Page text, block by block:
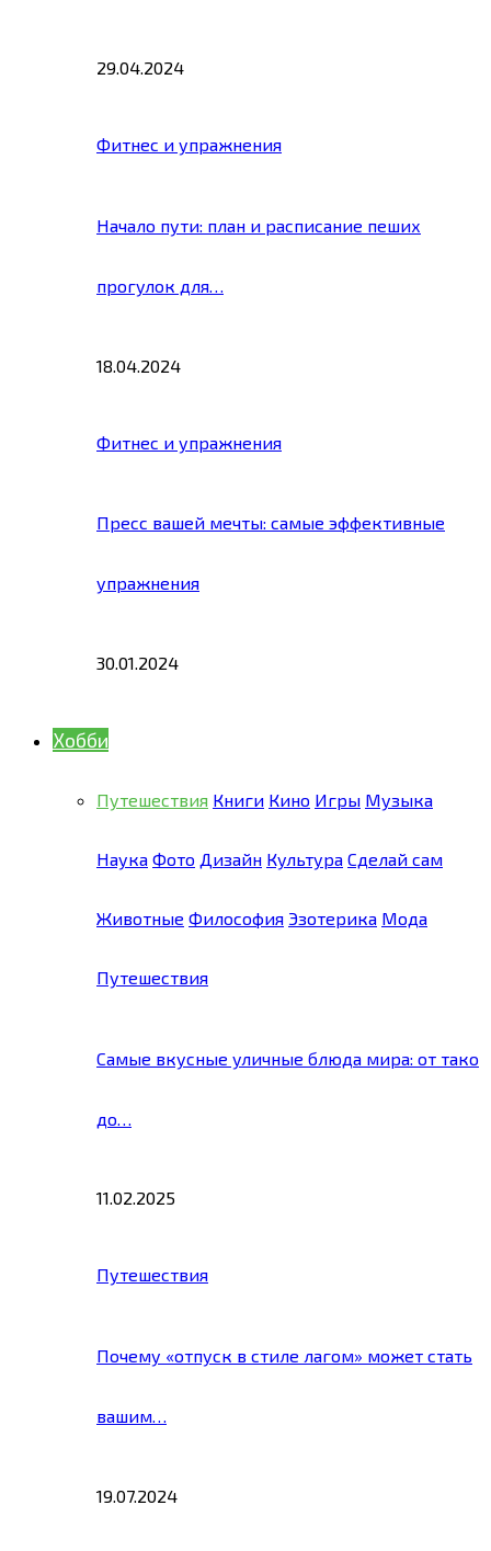
29.04.2024
Фитнес и упражнения
Начало пути: план и расписание пеших
прогулок для…
18.04.2024
Фитнес и упражнения
Пресс вашей мечты: самые эффективные
упражнения
30.01.2024
Хобби
Путешествия Книги Кино Игры Музыка
Наука Фото Дизайн Культура Сделай сам
Животные Философия Эзотерика Мода
Путешествия
Самые вкусные уличные блюда мира: от тако
до…
11.02.2025
Путешествия
Почему «отпуск в стиле лагом» может стать
вашим…
19.07.2024